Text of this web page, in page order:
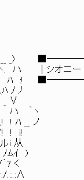
オニー
:!
ﾉ ﾉ
Ⅴ
｀ヽ
ノ
! i!
i 从
ﾑｲ )
レ' .〉/´7
ﾉ. :| .ｲ